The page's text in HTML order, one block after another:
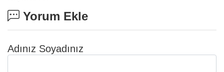
Yorum Ekle
Adınız Soyadınız